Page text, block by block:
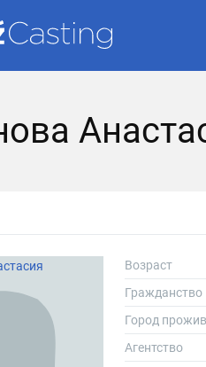
Возраст
Гражданство
Город
Агентство